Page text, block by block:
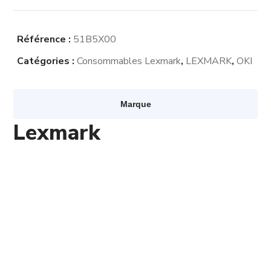
Référence : 51B5X00
Catégories :Consommables Lexmark, LEXMARK,OKI
Marque
Lexmark